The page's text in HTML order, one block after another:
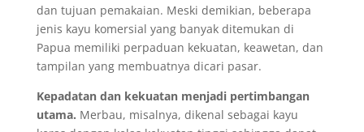
dan tujuan pemakaian. Meski demikian, beberapa
jenis kayu komersial yang banyak ditemukan di
Papua memiliki perpaduan kekuatan, keawetan, dan
tampilan yang membuatnya dicari pasar.
Kepadatan dan kekuatan menjadi pertimbangan
utama. Merbau, misalnya, dikenal sebagai kayu